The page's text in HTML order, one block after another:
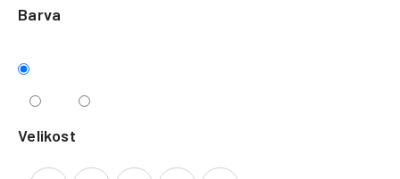
Barva
Velikost
cena: